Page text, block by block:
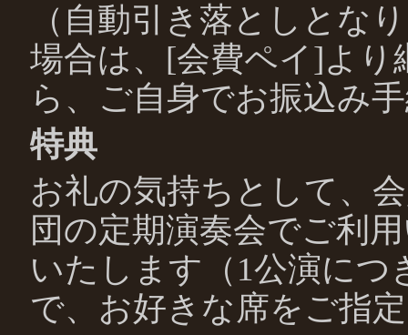
（自動引き落としとな
場合は、[会費ペイ]よ
ら、ご自身でお振込み
特典
お礼の気持ちとして、
団の定期演奏会でご利
いたします（1公演につ
で、お好きな席をご指